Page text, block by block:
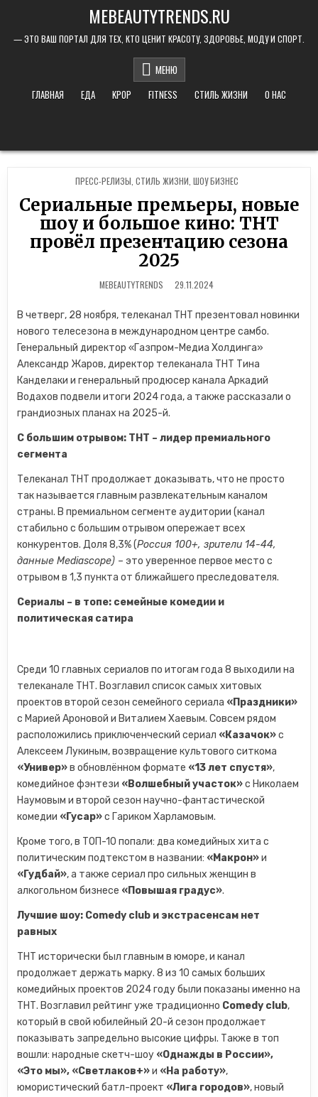
MEBEAUTYTRENDS.RU
— ЭТО ВАШ ПОРТАЛ ДЛЯ ТЕХ, КТО ЦЕНИТ КРАСОТУ, ЗДОРОВЬЕ, МОДУ И СПОРТ.
МЕНЮ
ГЛАВНАЯ
ЕДА KPOP FITNESS СТИЛЬ ЖИЗНИ О НАС
POSTED IN
ПРЕСС-РЕЛИЗЫ СТИЛЬ ЖИЗНИ ШОУ БИЗНЕС
Сериальные премьеры, новые
шоу и большое кино: ТНТ
провёл презентацию сезона
2025
MEBEAUTYTRENDS 29.11.2024
В четверг, 28 ноября, телеканал ТНТ презентовал новинки
нового телесезона в международном центре самбо.
Генеральный директор «Газпром-Медиа Холдинга»
Александр Жаров, директор телеканала ТНТ Тина
Канделаки и генеральный продюсер канала Аркадий
Водахов подвели итоги 2024 года, а также рассказали о
грандиозных планах на 2025-й.
С большим отрывом: ТНТ – лидер премиального
сегмента
Телеканал ТНТ продолжает доказывать, что не просто
так называется главным развлекательным каналом
страны. В премиальном сегменте аудитории (канал
стабильно с большим отрывом опережает всех
конкурентов. Доля 8,3% (Россия 100+, зрители 14-44,
данные Mediascope) – это уверенное первое место с
отрывом в 1,3 пункта от ближайшего преследователя.
Сериалы – в топе: семейные комедии и
политическая сатира
Среди 10 главных сериалов по итогам года 8 выходили на
телеканале ТНТ. Возглавил список самых хитовых
проектов второй сезон семейного сериала «Праздники»
с Марией Ароновой и Виталием Хаевым. Совсем рядом
расположились приключенческий сериал «Казачок»с
Алексеем Лукиным, возвращение культового ситкома
«Универ»в обновлённом формате «13 лет спустя»,
комедийное фэнтези «Волшебный участок»с Николаем
Наумовым и второй сезон научно-фантастической
комедии «Гусар»с Гариком Харламовым.
Кроме того, в ТОП-10 попали: два комедийных хита с
политическим подтекстом в названии: «Макрон»и
«Гудбай», а также сериал про сильных женщин в
алкогольном бизнесе «Повышая градус».
Лучшие шоу: Comedy club и экстрасенсам нет
равных
ТНТ исторически был главным в юморе, и канал
продолжает держать марку. 8 из 10 самых больших
комедийных проектов 2024 году были показаны именно на
ТНТ. Возглавил рейтинг уже традиционно Comedy club,
который в свой юбилейный 20-й сезон продолжает
показывать запредельно высокие цифры. Также в топ
вошли: народные скетч-шоу «Однажды в России»,
«Это мы», «Светлаков+»и «На работу»,
юмористический батл-проект «Лига городов», новый